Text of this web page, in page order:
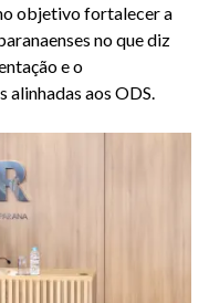
objetivo fortalecer a
no que diz
e o
aos ODS.